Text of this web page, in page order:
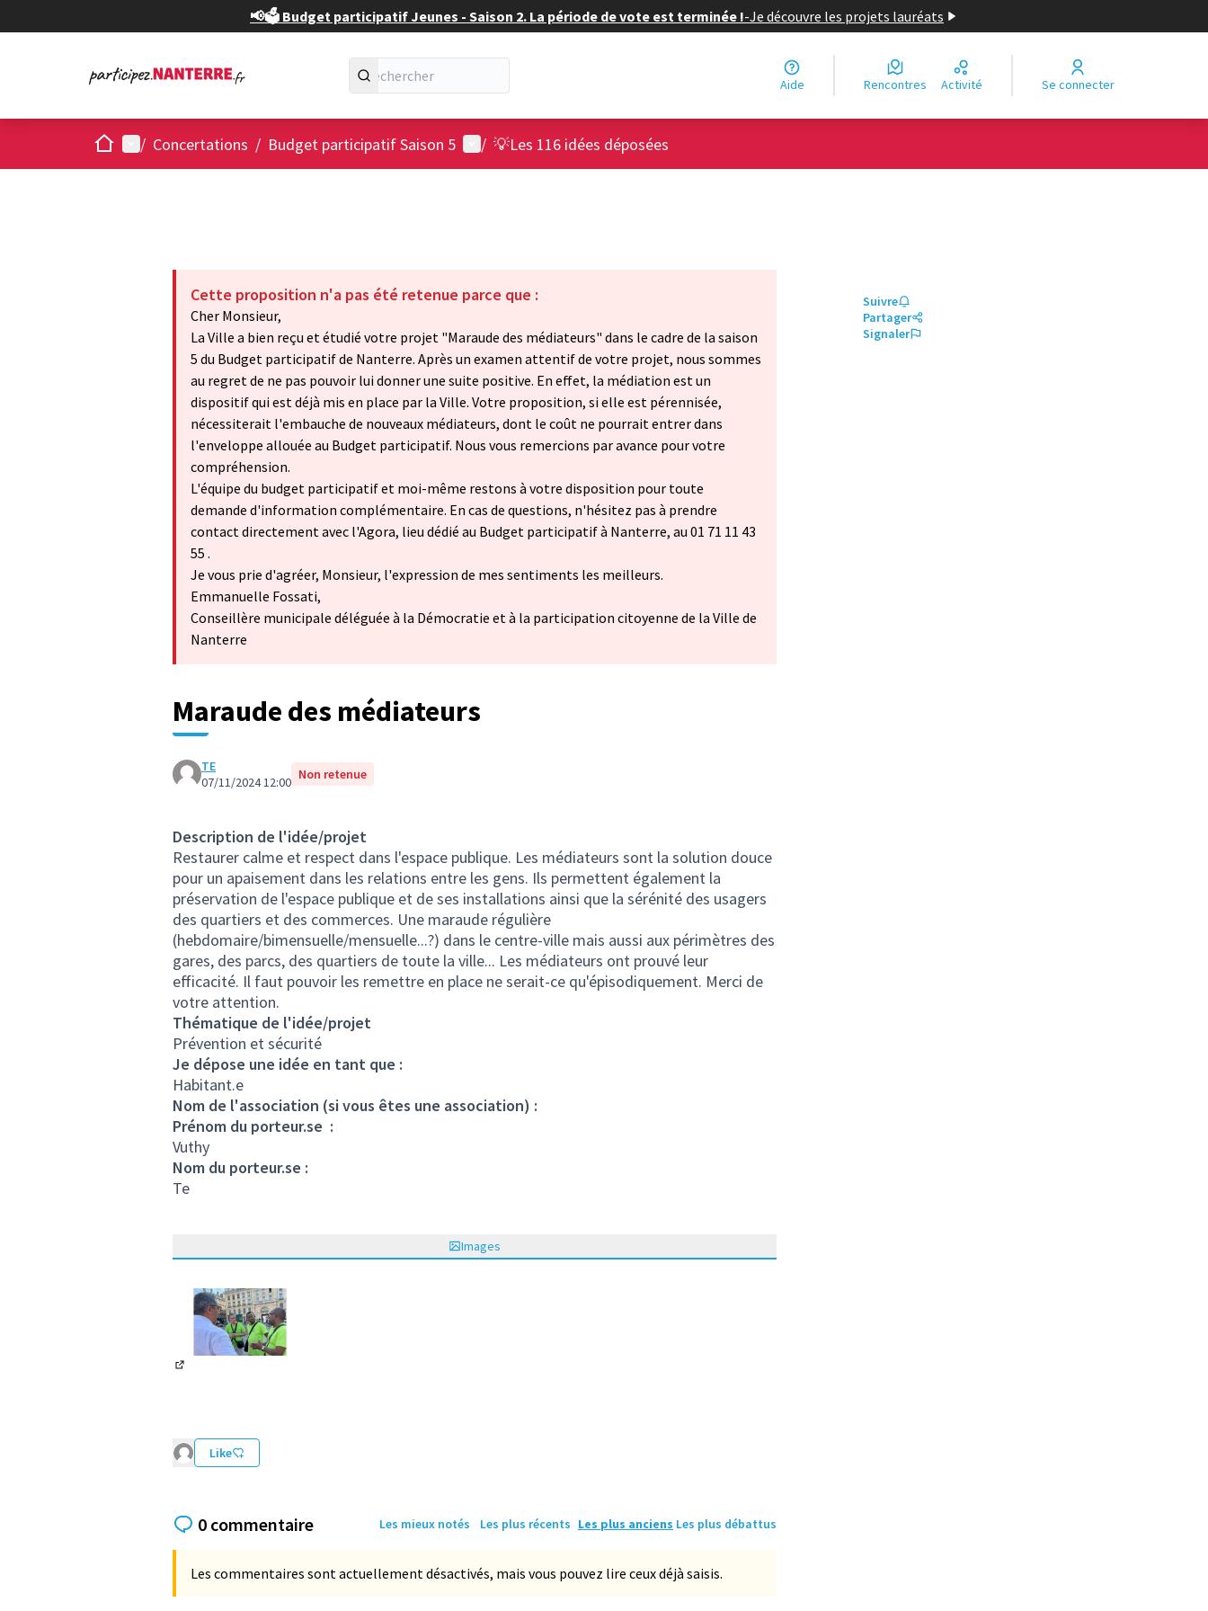
📢🗳️ Budget participatif Jeunes - Saison 2. La période de vote est terminée !-Je découvre les projets lauréats
Aide Rencontres Activité Se connecter
AccueilMenu principal
/ Concertations / Budget participatif Saison 5 Menu utilisateur
/ 💡Les 116 idées déposées
Cette proposition n'a pas été retenue parce que :
Cher Monsieur,
La Ville a bien reçu et étudié votre projet "Maraude des médiateurs" dans le cadre de la saison
5 du Budget participatif de Nanterre. Après un examen attentif de votre projet, nous sommes
au regret de ne pas pouvoir lui donner une suite positive. En effet, la médiation est un
dispositif qui est déjà mis en place par la Ville. Votre proposition, si elle est pérennisée,
nécessiterait l'embauche de nouveaux médiateurs, dont le coût ne pourrait entrer dans
l'enveloppe allouée au Budget participatif. Nous vous remercions par avance pour votre
compréhension.
L'équipe du budget participatif et moi-même restons à votre disposition pour toute
demande d'information complémentaire. En cas de questions, n'hésitez pas à prendre
contact directement avec l'Agora, lieu dédié au Budget participatif à Nanterre, au 01 71 11 43
55 .
Je vous prie d'agréer, Monsieur, l'expression de mes sentiments les meilleurs.
Emmanuelle Fossati,
Conseillère municipale déléguée à la Démocratie et à la participation citoyenne de la Ville de
Nanterre
Maraude des médiateurs
TE
07/11/2024 12:00 Non retenue
Description de l'idée/projet
Restaurer calme et respect dans l'espace publique. Les médiateurs sont la solution douce
pour un apaisement dans les relations entre les gens. Ils permettent également la
préservation de l'espace publique et de ses installations ainsi que la sérénité des usagers
des quartiers et des commerces. Une maraude régulière
(hebdomaire/bimensuelle/mensuelle...?) dans le centre-ville mais aussi aux périmètres des
gares, des parcs, des quartiers de toute la ville... Les médiateurs ont prouvé leur
efficacité. Il faut pouvoir les remettre en place ne serait-ce qu'épisodiquement. Merci de
votre attention.
Thématique de l'idée/projet
Prévention et sécurité
Je dépose une idée en tant que :
Habitant.e
Nom de l'association (si vous êtes une association) :
Prénom du porteur.se :
Vuthy
Nom du porteur.se :
Te
Images
Like
Suivre
Partager
Signaler
0 commentaire Les mieux notés Les plus récents Les plus anciens Les plus débattus
Les commentaires sont actuellement désactivés, mais vous pouvez lire ceux déjà saisis.